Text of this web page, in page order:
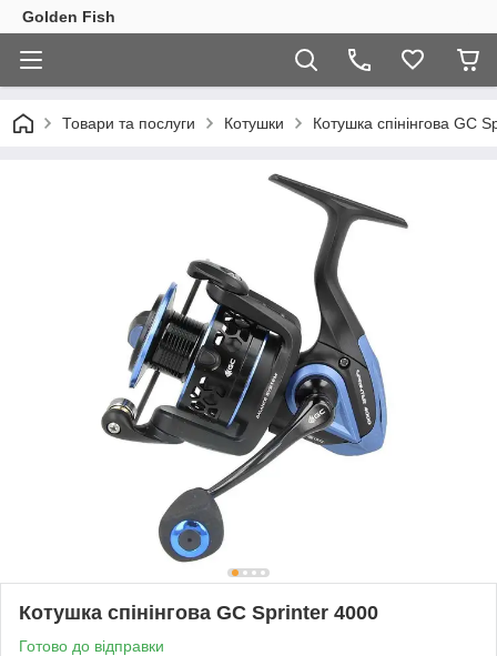
Golden Fish
Товари та послуги Котушки Котушка спінінгова GC
Котушка спінінгова GC Sprinter 4000
Готово до відправки